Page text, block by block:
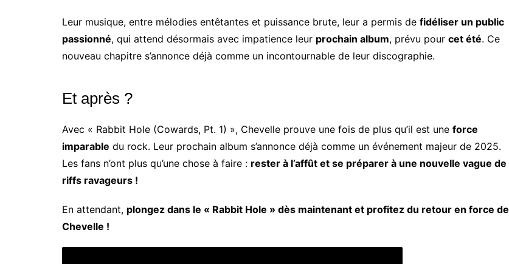
Leur musique, entre mélodies entêtantes et puissance brute, leur a permis de fidéliser un public
passionné, qui attend désormais avec impatience leur prochain album, prévu pour cet été. Ce
nouveau chapitre s’annonce déjà comme un incontournable de leur discographie.
Et après ?
Avec « Rabbit Hole (Cowards, Pt. 1) », Chevelle prouve une fois de plus qu’il est une force
imparable du rock. Leur prochain album s’annonce déjà comme un événement majeur de 2025.
Les fans n’ont plus qu’une chose à faire : rester à l’affût et se préparer à une nouvelle vague de
riffs ravageurs !
En attendant, plongez dans le « Rabbit Hole » dès maintenant et profitez du retour en force de
Chevelle !